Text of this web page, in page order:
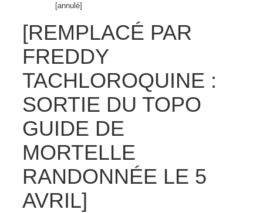
[annulé]
[REMPLACÉ PAR
FREDDY
TACHLOROQUINE :
SORTIE DU TOPO
GUIDE DE
MORTELLE
RANDONNÉE LE 5
AVRIL]